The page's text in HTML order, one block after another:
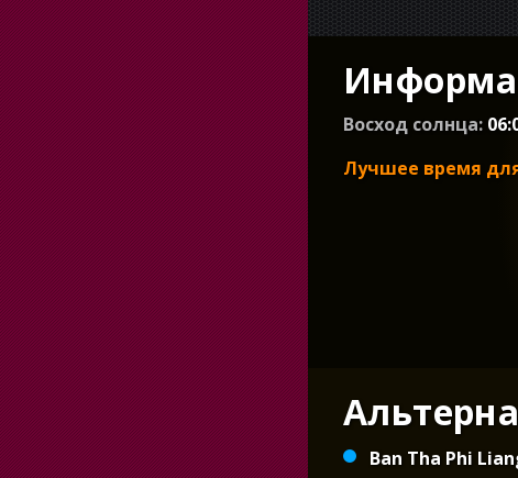
Восход солнца:
Лучшее время
Ban Tha Phi